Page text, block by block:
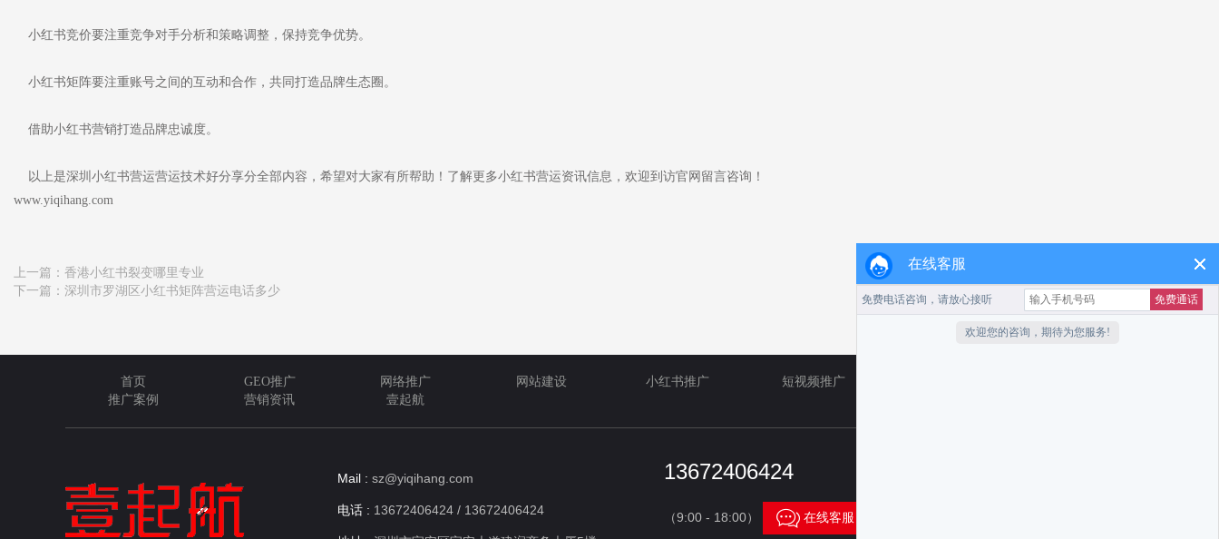
小红书竞价要注重竞争对手分析和策略调整，保持竞争优势。
小红书矩阵要注重账号之间的互动和合作，共同打造品牌生态圈。
借助小红书营销打造品牌忠诚度。
以上是深圳小红书营运营运技术好分享分全部内容，希望对大家有所帮助！了解更多小红书营运资讯信息，欢迎到访官网留言咨询！
www.yiqihang.com
上一篇： 香港小红书裂变哪里专业
下一篇： 深圳市罗湖区小红书矩阵营运电话多少
首页 GEO推广 网络推广 网站建设 小红书推广 短视频推广
推广案例
营销资讯 壹起航
Mail : sz@yiqihang.com
电话 : 13672406424 / 13672406424
13672406424
（9:00 - 18:00）  在线客服
在线客服